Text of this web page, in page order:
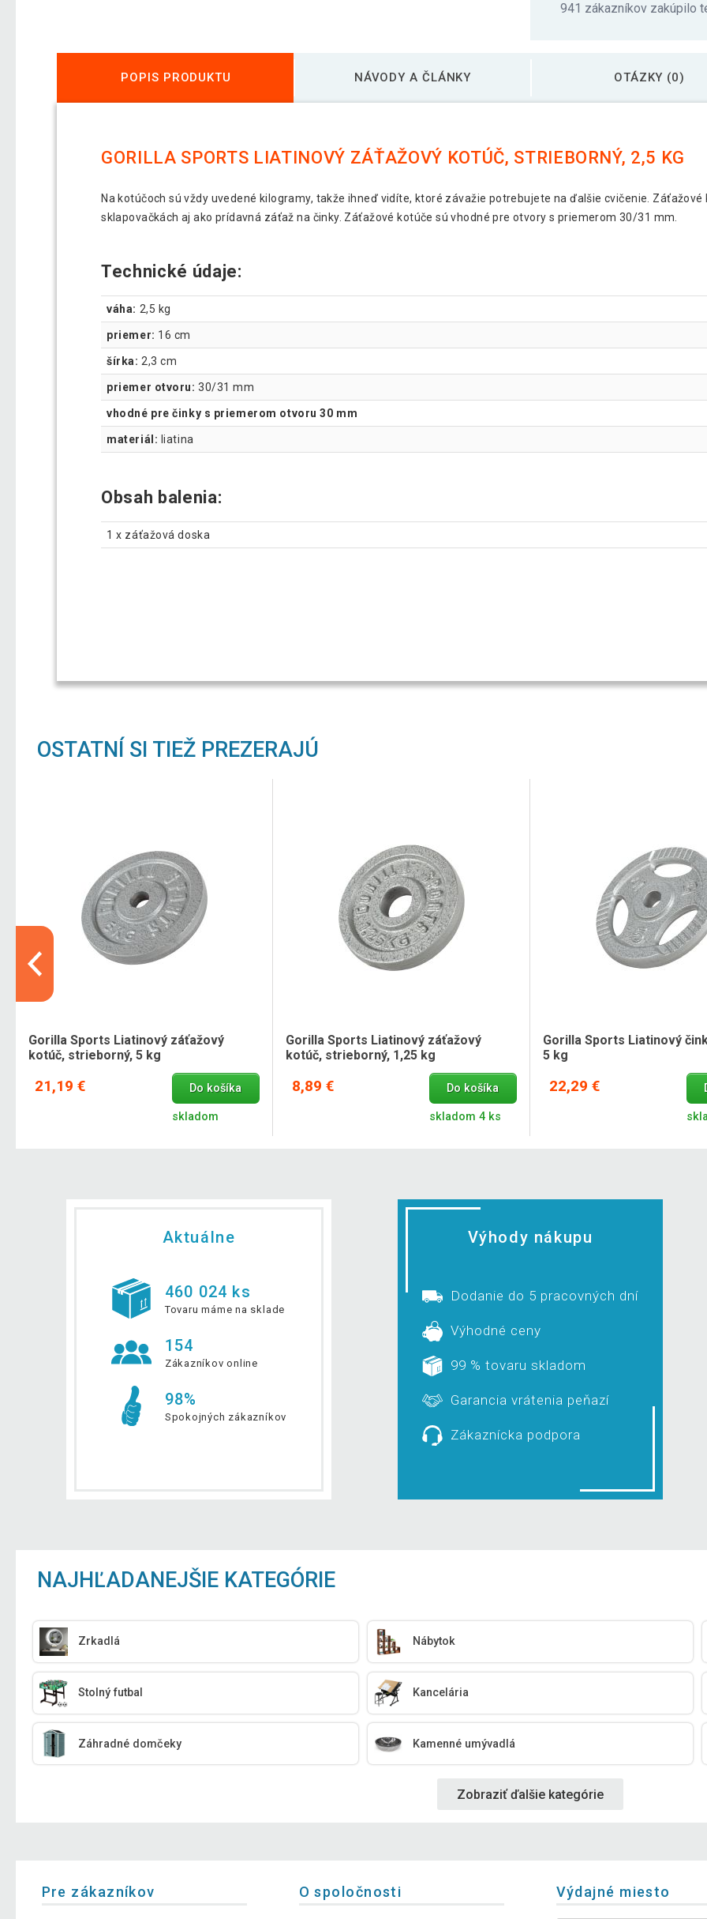
941 zákazníkov zakúpilo
POPIS PRODUKTU NÁVODY A ČLÁNKY OTÁZKY (0)
GORILLA SPORTS LIATINOVÝ ZÁŤAŽOVÝ KOTÚČ, STRIEBORNÝ, 2,5 KG
Na kotúčoch sú vždy uvedené kilogramy, takže ihneď vidíte, ktoré závažie potrebujete na ďalšie cvičenie.
sklapovačkách aj ako prídavná záťaž na činky. Záťažové kotúče sú vhodné pre otvory s priemerom 30/31 mm.
Technické údaje:
váha: 2,5 kg
priemer: 16 cm
šírka: 2,3 cm
priemer otvoru: 30/31 mm
vhodné pre činky s priemerom otvoru 30 mm
materiál: liatina
Obsah balenia:
1 x záťažová doska
OSTATNÍ SI TIEŽ PREZERAJÚ
Gorilla Sports Liatinový záťažový
kotúč, strieborný, 5 kg
21,19 € Do košíka
skladom
Gorilla Sports Liatinový záťažový
kotúč, strieborný, 1,25 kg
8,89 € Do košíka
skladom 4 ks
Gorilla Sports Liatinový
5 kg
22,29 €
Aktuálne
460 024 ks
Tovaru máme na sklade
154
Zákazníkov online
98%
Spokojných zákazníkov
Výhody nákupu
Dodanie do 5 pracovných dní
Výhodné ceny
99 % tovaru skladom
Garancia vrátenia peňazí
Zákaznícka podpora
NAJHĽADANEJŠIE KATEGÓRIE
Zrkadlá Nábytok
Stolný futbal Kancelária
Záhradné domčeky Kamenné umývadlá
Zobraziť ďalšie kategórie
Pre zákazníkov O spoločnosti Výdajné miesto